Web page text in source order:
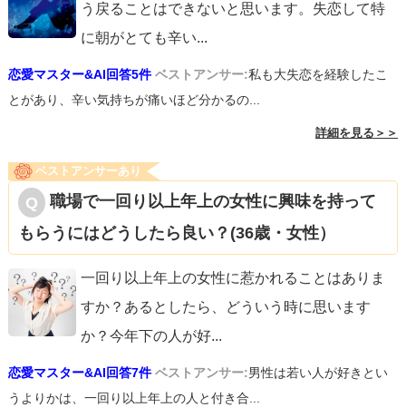
う戻ることはできないと思います。失恋して特
に朝がとても辛い...
恋愛マスター&AI回答5件 ベストアンサー:私も大失恋を経験したこ
とがあり、辛い気持ちが痛いほど分かるの...
詳細を見る＞＞
ベストアンサーあり
職場で一回り以上年上の女性に興味を持って
もらうにはどうしたら良い？(36歳・女性）
一回り以上年上の女性に惹かれることはありま
すか？あるとしたら、どういう時に思います
か？今年下の人が好...
恋愛マスター&AI回答7件 ベストアンサー:男性は若い人が好きとい
うよりかは、一回り以上年上の人と付き合...